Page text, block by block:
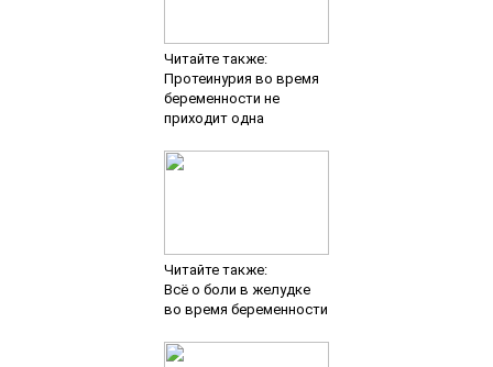
Читайте также:
Протеинурия во время
беременности не
приходит одна
Читайте также:
Всё о боли в желудке
во время беременности